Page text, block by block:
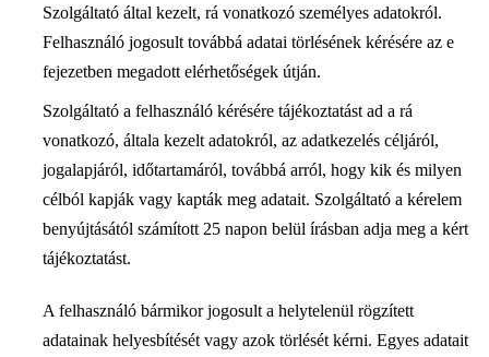
Szolgáltató által kezelt, rá vonatkozó személyes adatokról.
Felhasználó jogosult továbbá adatai törlésének kérésére az e
fejezetben megadott elérhetőségek útján.
Szolgáltató a felhasználó kérésére tájékoztatást ad a rá
vonatkozó, általa kezelt adatokról, az adatkezelés céljáról,
jogalapjáról, időtartamáról, továbbá arról, hogy kik és milyen
célból kapják vagy kapták meg adatait. Szolgáltató a kérelem
benyújtásától számított 25 napon belül írásban adja meg a kért
tájékoztatást.
A felhasználó bármikor jogosult a helytelenül rögzített
adatainak helyesbítését vagy azok törlését kérni. Egyes adatait